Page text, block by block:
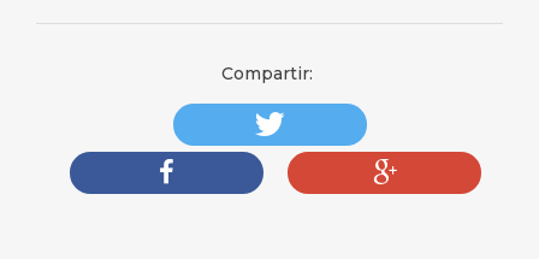
Compartir: